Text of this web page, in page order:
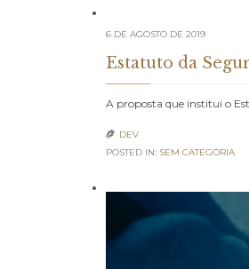
6 DE AGOSTO DE 2019
Estatuto da
A proposta que institui o

DEV
POSTED IN: SEM CATEGORIA